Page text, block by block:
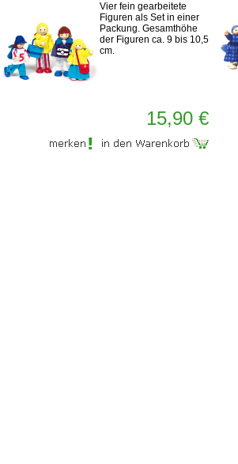
Vier fein gearbeitete
Figuren als Set in einer
Packung. Gesamthöhe
der Figuren ca. 9 bis 10,5
cm.
15,90 €